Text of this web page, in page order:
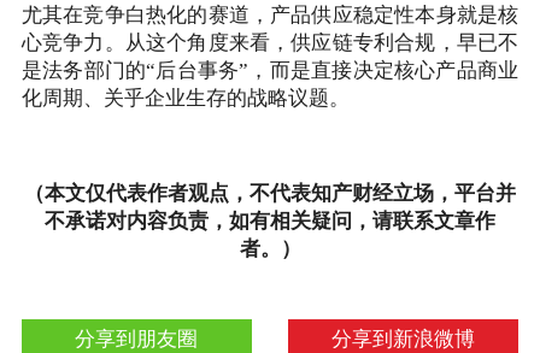
尤其在竞争白热化的赛道，产品供应稳定性本身就是核
心竞争力。从这个角度来看，供应链专利合规，早已不
是法务部门的“后台事务”，而是直接决定核心产品商业
化周期、关乎企业生存的战略议题。
（本文仅代表作者观点，不代表知产财经立场，平台并
不承诺对内容负责，如有相关疑问，请联系文章作
者。）
分享到新浪微博
分享到朋友圈